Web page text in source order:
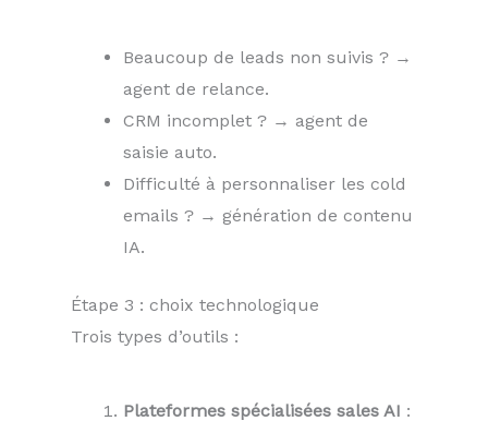
Beaucoup de leads non suivis ? →
agent de relance.
CRM incomplet ? → agent de
saisie auto.
Difficulté à personnaliser les cold
emails ? → génération de contenu
IA.
Étape 3 : choix technologique
Trois types d’outils :
Plateformes spécialisées sales AI :